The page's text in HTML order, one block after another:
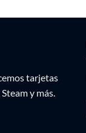
tarjetas
y más.